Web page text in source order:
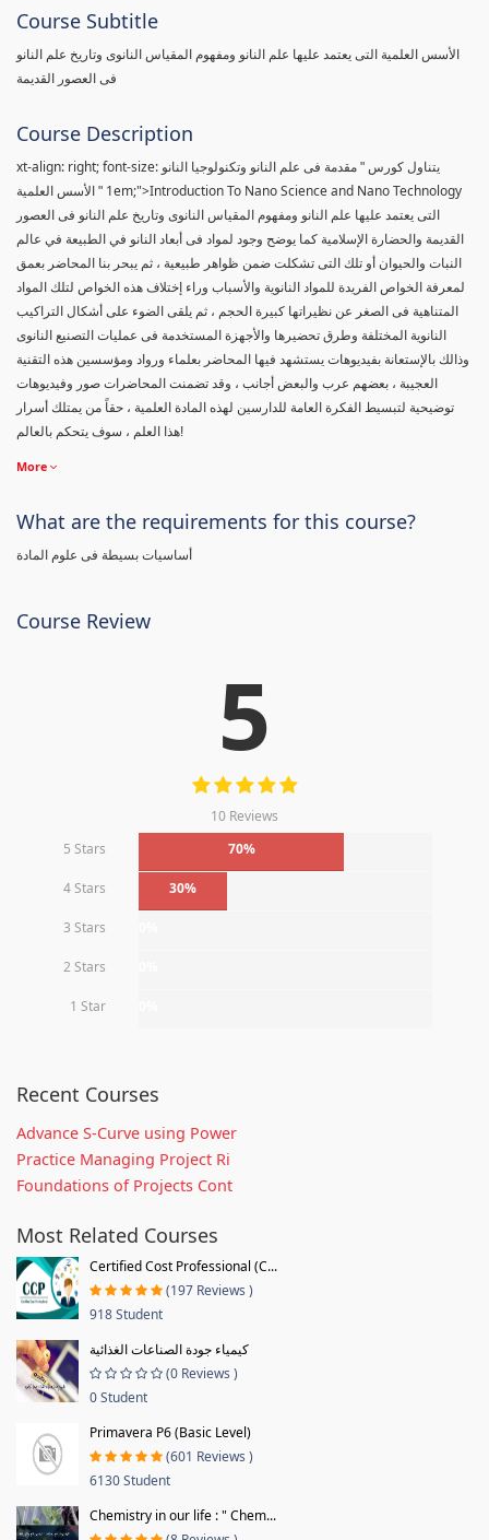
Course Subtitle
الأسس العلمية التى يعتمد عليها علم النانو ومفهوم المقياس النانوى وتاريخ علم النانو
فى العصور القديمة
Course Description
يتناول كورس " مقدمة فى علم النانو وتكنولوجيا النانو xt-align: right; font-size:
1em;">Introduction To Nano Science and Nano Technology " الأسس العلمية
التى يعتمد عليها علم النانو ومفهوم المقياس النانوى وتاريخ علم النانو فى العصور
القديمة والحضارة الإسلامية كما يوضح وجود لمواد فى أبعاد النانو في الطبيعة في عالم
النبات والحيوان أو تلك التى تشكلت ضمن ظواهر طبيعية ، ثم يبحر بنا المحاضر بعمق
لمعرفة الخواص الفريدة للمواد النانوية والأسباب وراء إختلاف هذه الخواص لتلك المواد
المتناهية فى الصغر عن نظيراتها كبيرة الحجم ، ثم يلقى الضوء على أشكال التراكيب
النانوية المختلفة وطرق تحضيرها والأجهزة المستخدمة فى عمليات التصنيع النانوى
وذالك بالإستعانة بفيديوهات يستشهد فيها المحاضر بعلماء ورواد ومؤسسين هذه التقنية
العجيبة ، بعضهم عرب والبعض أجانب ، وقد تضمنت المحاضرات صور وفيديوهات
توضيحية لتبسيط الفكرة العامة للدارسين لهذه المادة العلمية ، حقاً من يمتلك أسرار
هذا العلم ، سوف يتحكم بالعالم!
More
What are the requirements for this course?
أساسيات بسيطة فى علوم المادة
Course Review
5
10 Reviews
5 Stars
70%
4 Stars 30%
3 Stars
2 Stars
1 Star
Recent Courses
Advance S-Curve using Power
Practice Managing Project Ri
Foundations of Projects Cont
Most Related Courses
Certified Cost Professional (C...
(197 Reviews )
918 Student
كيمياء جودة الصناعات الغذائية
(0 Reviews )
0 Student
Primavera P6 (Basic Level)
(601 Reviews )
6130 Student
Chemistry in our life : " Chem...